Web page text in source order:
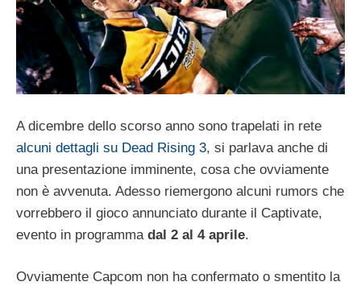
A dicembre dello scorso anno sono trapelati in rete
alcuni dettagli su Dead Rising 3, si parlava anche di
una presentazione imminente, cosa che ovviamente
non è avvenuta. Adesso riemergono alcuni rumors che
vorrebbero il gioco annunciato durante il Captivate,
evento in programma dal 2 al 4 aprile.
Ovviamente Capcom non ha confermato o smentito la